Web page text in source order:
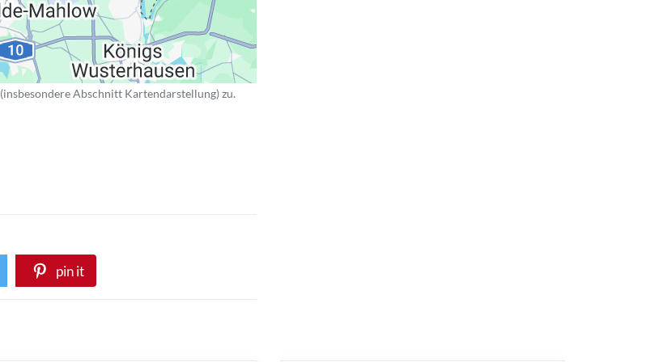
(insbesondere Abschnitt Kartendarstellung) zu.
pin it